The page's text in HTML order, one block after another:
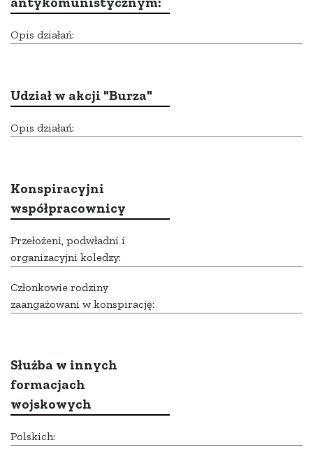
Opis działań:
Udział w akcji "Burza"
Opis działań:
Konspiracyjni
współpracownicy
Przełożeni, podwładni i
organizacyjni koledzy:
Członkowie rodziny
zaangażowani w konspirację:
Służba w innych
formacjach
wojskowych
Polskich: